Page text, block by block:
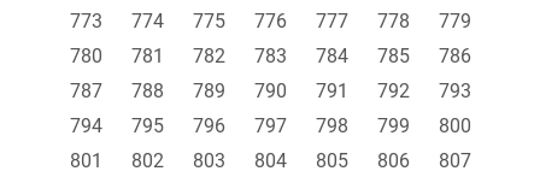
773
774 775 776 777 778
779
780
781 782 783 784 785
786
787
788 789 790 791 792
793
794
795 796 797 798 799
800
801
802 803 804 805 806
807